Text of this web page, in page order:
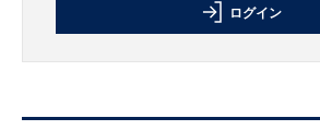
ログイン